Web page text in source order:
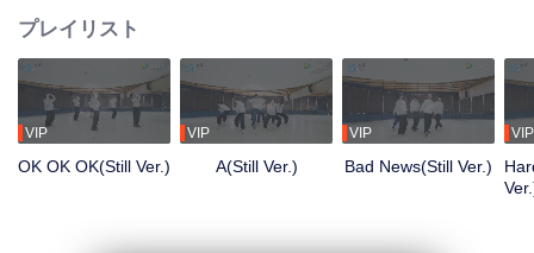
プレイリスト
VIP
OK OK OK(Still Ver.)
VIP
A(Still Ver.)
VIP
Bad News(Still Ver.)
VIP